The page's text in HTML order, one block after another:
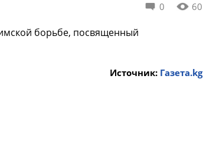
0 60
борьбе, посвященный
Источник: Газета.kg